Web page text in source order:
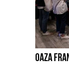
OAZA